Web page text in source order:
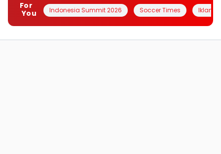
For
You
Indonesia Summit 2026 Soccer Times Iklanin